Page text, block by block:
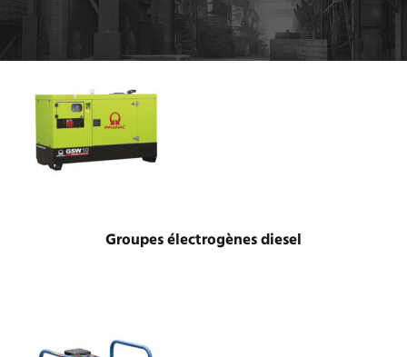
Groupes électrogènes diesel